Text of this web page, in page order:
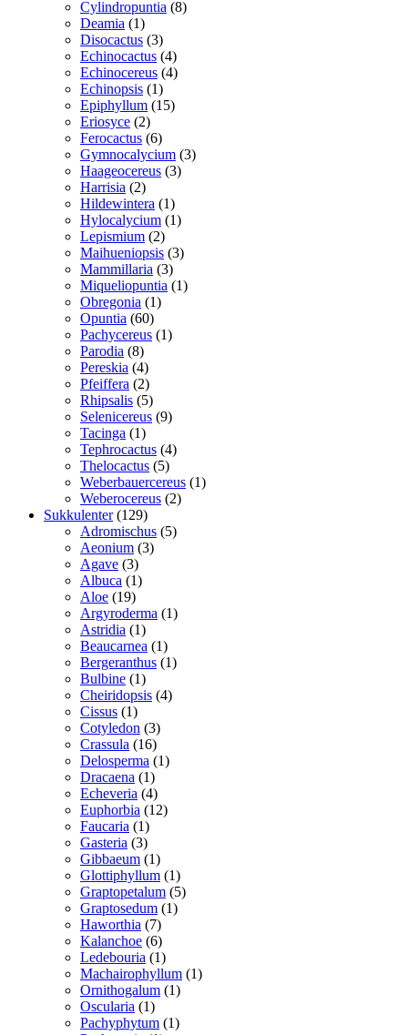
vare
Cylindropuntia 88
Deamia 11
vare
Disocactus 33
varer
Echinocactus 44
varer
Echinocereus 44
Echinopsis 11
vare
Epiphyllum 1515
Eriosyce 22
varer
Ferocactus 66
varer
Gymnocalycium 33
Haageocereus 33
Harrisia 22
varer
Hildewintera 11
vare
Hylocalycium 11
Lepismium 22
varer
Maihueniopsis 33
Mammillaria 33
varer
Miqueliopuntia 11
Obregonia 11
Opuntia 6060
varer
Pachycereus 11
Parodia 88
varer
Pereskia 44
varer
Pfeiffera 22
varer
Rhipsalis 55
varer
Selenicereus 99
Tacinga 11
vare
Tephrocactus 44
Thelocactus 55
varer
Weberbauercereus 11
Weberocereus 22
Sukkulenter 129129
varer
Adromischus 55
Aeonium 33
Agave 33
varer
Albuca 11
Aloe 1919
varer
Argyroderma 11
Astridia 11
vare
Beaucarnea 11
vare
Bergeranthus 11
Bulbine 11
vare
Cheiridopsis 44
Cissus 11
vare
Cotyledon 33
varer
Crassula 1616
varer
Delosperma 11
Dracaena 11
vare
Echeveria 44
varer
Euphorbia 1212
Faucaria 11
vare
Gasteria 33
varer
Gibbaeum 11
vare
Glottiphyllum 11
vare
Graptopetalum 55
Graptosedum 11
Haworthia 77
varer
Kalanchoe 66
varer
Ledebouria 11
vare
Machairophyllum 11
Ornithogalum 11
Oscularia 11
vare
Pachyphytum 11